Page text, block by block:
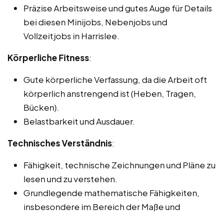
Präzise Arbeitsweise und gutes Auge für Details
bei diesen Minijobs, Nebenjobs und
Vollzeitjobs in Harrislee.
Körperliche Fitness:
Gute körperliche Verfassung, da die Arbeit oft
körperlich anstrengend ist (Heben, Tragen,
Bücken).
Belastbarkeit und Ausdauer.
Technisches Verständnis:
Fähigkeit, technische Zeichnungen und Pläne zu
lesen und zu verstehen.
Grundlegende mathematische Fähigkeiten,
insbesondere im Bereich der Maße und